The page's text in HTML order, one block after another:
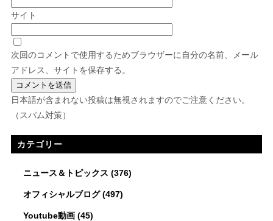
サイト
次回のコメントで使用するためブラウザーに自分の名前、メール
アドレス、サイトを保存する。
日本語が含まれない投稿は無視されますのでご注意ください。
（スパム対策）
カテゴリー
ニュース＆トピックス (376)
オフィシャルブログ(497)
Youtube動画(45)